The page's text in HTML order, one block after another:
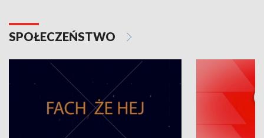
SPOŁECZEŃSTWO